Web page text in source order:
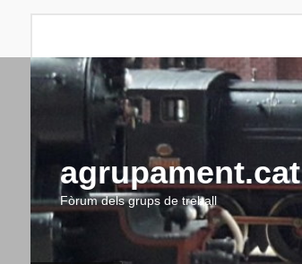
agrupament.cat
Fòrum dels grups de treball